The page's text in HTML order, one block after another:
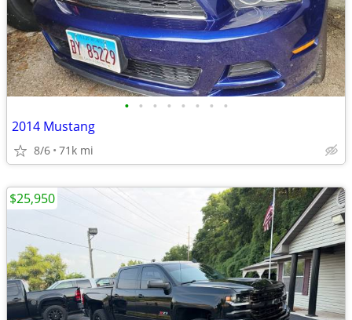
• • • • • • • •
2014 Mustang
8/6 71k mi
$25,950